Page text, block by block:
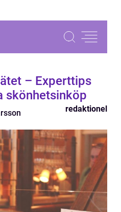
– Experttips
skönhetsinköp
redaktionel